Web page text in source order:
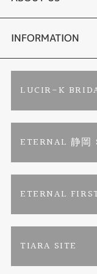
時計
色石
ジュエリーリフォーム
婚約指輪
Savon de Bijoux
Savon de Bijoux化粧
YouTube ルシルケイチ
ブライダルリングサ
ブランドリスト
ペンを拾うお姉さん
店舗情報・会社概要
お客様の声
INFORMATION
特定商取引に関する
LUCIR-K
ETERNAL 静岡
ETERNAL
TIARA SITE